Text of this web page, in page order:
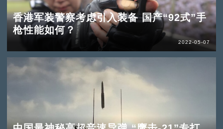
香港军装警察考虑引入装备 国产“92式”手
枪性能如何？
2022-05-07